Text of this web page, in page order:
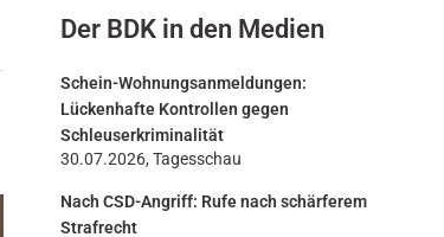
Der BDK in den Medien
Schein-Wohnungsanmeldungen:
Lückenhafte Kontrollen gegen
Schleuserkriminalität
30.07.2026, Tagesschau
Nach CSD-Angriff: Rufe nach schärferem
Strafrecht